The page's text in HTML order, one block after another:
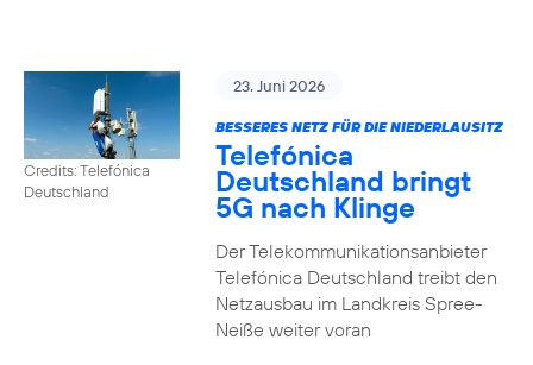
Credits: Telefónica
Deutschland
23. Juni 2026
BESSERES NETZ FÜR DIE NIEDERLAUSITZ
Telefónica
Deutschland bringt
5G nach Klinge
Der Telekommunikationsanbieter
Telefónica Deutschland treibt den
Netzausbau im Landkreis Spree-
Neiße weiter voran